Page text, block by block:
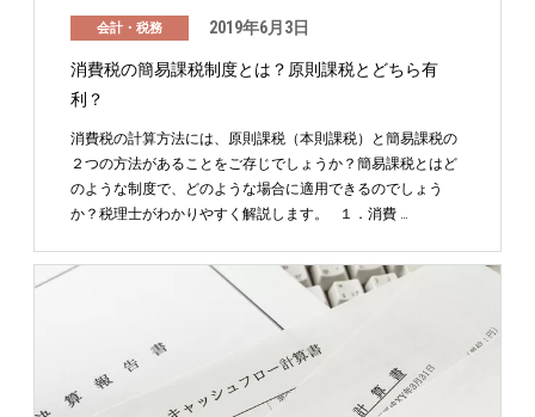
会計・税務 2019年6月3日
消費税の簡易課税制度とは？原則課税とどちら有
利？
消費税の計算方法には、原則課税（本則課税）と簡易課税の
２つの方法があることをご存じでしょうか？簡易課税とはど
のような制度で、どのような場合に適用できるのでしょう
か？税理士がわかりやすく解説します。 １．消費 …